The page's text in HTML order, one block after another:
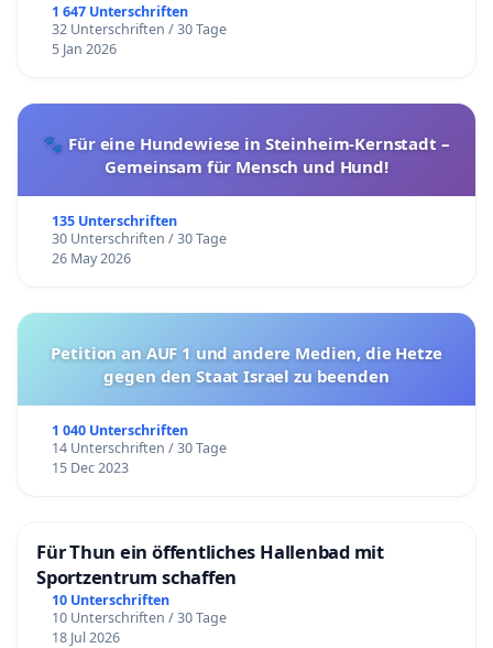
1 647 Unterschriften
32 Unterschriften / 30 Tage
5 Jan 2026
🐾 Für eine Hundewiese in Steinheim-Kernstadt –
Gemeinsam für Mensch und Hund!
135 Unterschriften
30 Unterschriften / 30 Tage
26 May 2026
Petition an AUF 1 und andere Medien, die Hetze
gegen den Staat Israel zu beenden
1 040 Unterschriften
14 Unterschriften / 30 Tage
15 Dec 2023
Für Thun ein öffentliches Hallenbad mit
Sportzentrum schaffen
10 Unterschriften
10 Unterschriften / 30 Tage
18 Jul 2026